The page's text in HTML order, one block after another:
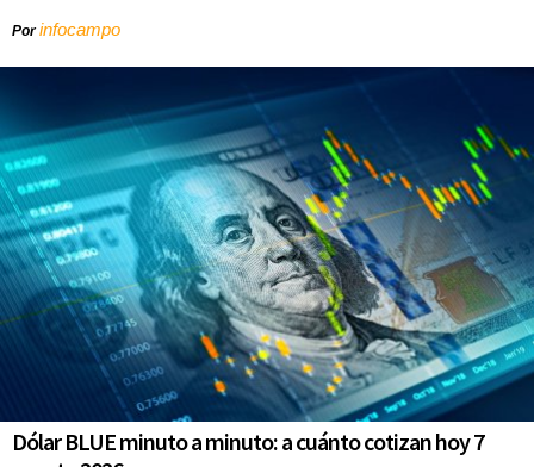
Porinfocampo
Dólar BLUE minuto a minuto: a cuánto cotizan hoy 7